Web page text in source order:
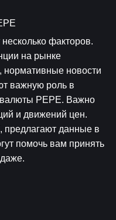
факторов.
на рынке
нормативные новости
важную роль в
PEPE. Важно
и движений цен.
предлагают данные в
помочь вам принять